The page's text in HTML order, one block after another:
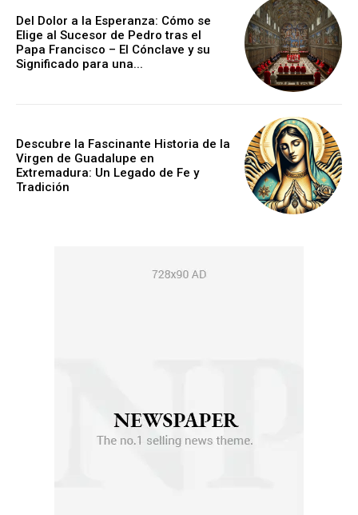
Del Dolor a la Esperanza: Cómo se
Elige al Sucesor de Pedro tras el
Papa Francisco – El Cónclave y su
Significado para una...
Descubre la Fascinante Historia de la
Virgen de Guadalupe en
Extremadura: Un Legado de Fe y
Tradición